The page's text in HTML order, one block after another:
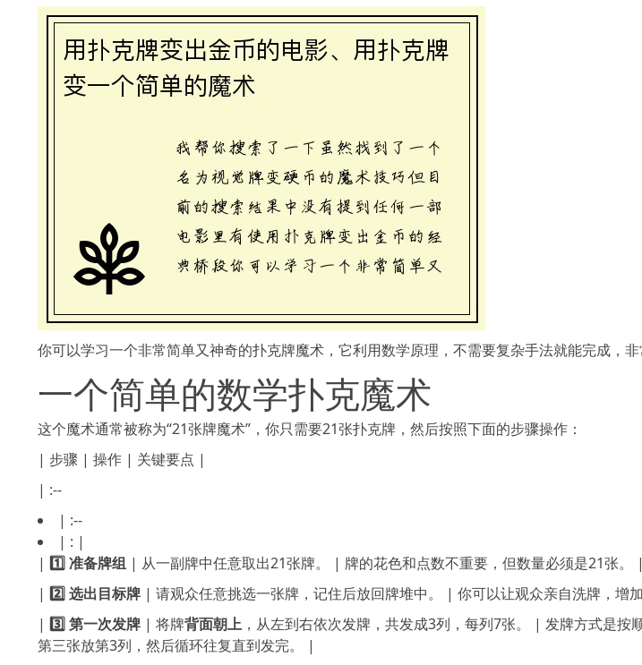
你可以学习一个非常简单又神奇的扑克牌魔术，它利用数学原理，不需要复杂手法就能完成，非
一个简单的数学扑克魔术
这个魔术通常被称为“21张牌魔术”，你只需要21张扑克牌，然后按照下面的步骤操作：
| 步骤 | 操作 | 关键要点 |
| :--
| :--
| : |
| 1️⃣ 准备牌组 | 从一副牌中任意取出21张牌。 | 牌的花色和点数不重要，但数量必须是21张。 |
| 2️⃣ 选出目标牌 | 请观众任意挑选一张牌，记住后放回牌堆中。 | 你可以让观众亲自洗牌，增
| 3️⃣ 第一次发牌 | 将牌背面朝上 ，从左到右依次发牌，共发成3列，每列7张。 | 发牌方式是按
第三张放第3列，然后循环往复直到发完。 |